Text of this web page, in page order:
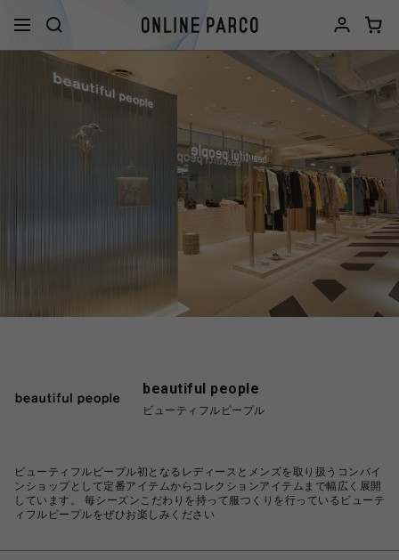
beautiful people
ビューティフルピープル
ビューティフルピープル初となるレディースとメンズを取り扱うコンバイ
ンショップとして定番アイテムからコレクションアイテムまで幅広く展開
しています。 毎シーズンこだわりを持って服つくりを行っているビューテ
ィフルピープルをぜひお楽しみください